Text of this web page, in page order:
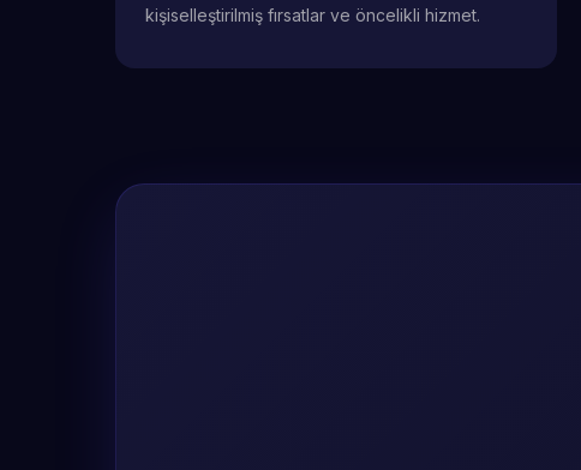
kişiselleştirilmiş fırsatlar ve öncelikli hizmet.